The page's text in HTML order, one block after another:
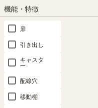
機能・特徴
扉
引き出し
キャスタ
ー
配線穴
移動棚